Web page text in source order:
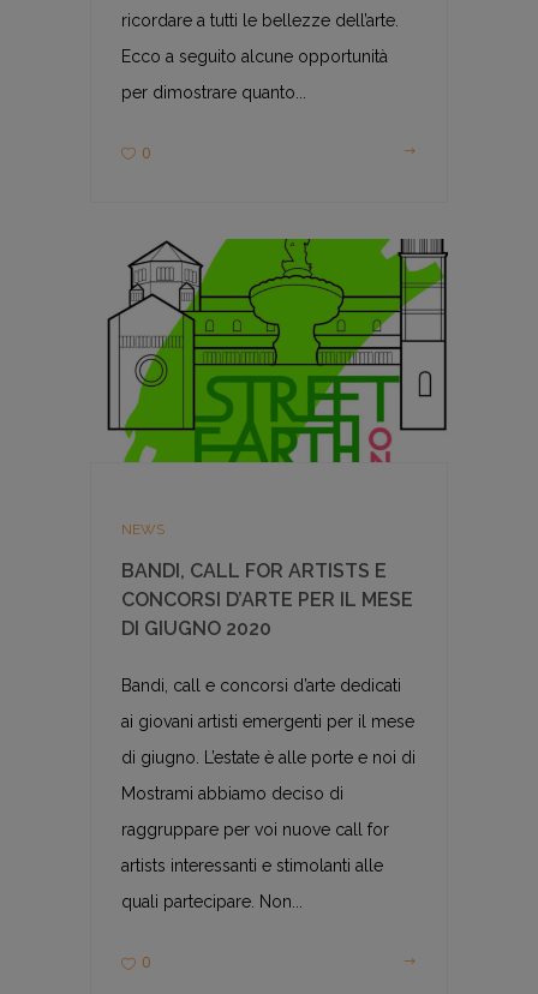
ricordare a tutti le bellezze dell’arte.
Ecco a seguito alcune opportunità
per dimostrare quanto...
0
NEWS
BANDI, CALL FOR ARTISTS E
CONCORSI D’ARTE PER IL MESE
DI GIUGNO 2020
Bandi, call e concorsi d’arte dedicati
ai giovani artisti emergenti per il mese
di giugno. L’estate è alle porte e noi di
Mostrami abbiamo deciso di
raggruppare per voi nuove call for
artists interessanti e stimolanti alle
quali partecipare. Non...
0